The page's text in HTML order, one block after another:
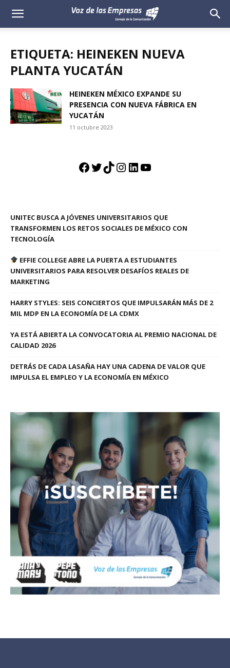
Voz
Empresas
ETIQUETA: HEINEKEN NUEVA
PLANTA YUCATÁN
HEINEKEN MÉXICO EXPANDE SU
PRESENCIA CON NUEVA FÁBRICA EN
YUCATÁN
11 octubre 2023
Facebook
Twitter
TikTok
Instagram
LinkedIn
YouTube
UNITEC BUSCA A JÓVENES UNIVERSITARIOS QUE
TRANSFORMEN LOS RETOS SOCIALES DE MÉXICO CON
TECNOLOGÍA
EFFIE COLLEGE ABRE LA PUERTA A ESTUDIANTES
UNIVERSITARIOS PARA RESOLVER DESAFÍOS REALES DE
MARKETING
HARRY STYLES: SEIS CONCIERTOS QUE IMPULSARÁN MÁS DE 2
MIL MDP EN LA ECONOMÍA DE LA CDMX
YA ESTÁ ABIERTA LA CONVOCATORIA AL PREMIO NACIONAL DE
CALIDAD 2026
DETRÁS DE CADA LASAÑA HAY UNA CADENA DE VALOR QUE
IMPULSA EL EMPLEO Y LA ECONOMÍA EN MÉXICO